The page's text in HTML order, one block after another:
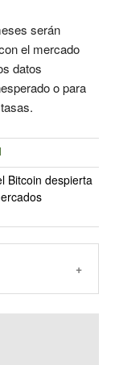
serán
el mercado
datos
o para
Bitcoin despierta